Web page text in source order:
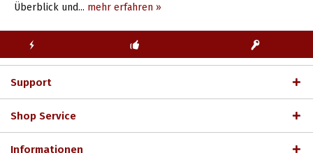
Überblick und... mehr erfahren »
KOSTENLOSE
ECHTE
LIZENZSCHLÜSSEL
Support
Shop Service
Informationen